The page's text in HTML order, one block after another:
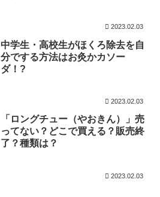
2023.02.03
中学生・高校生がほくろ除去を自
分でする方法はお灸かカソー
ダ！?
2023.02.03
「ロングチュー（やおきん）」売
ってない？どこで買える？販売終
了？種類は？
2023.02.03